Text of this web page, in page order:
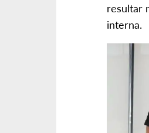
resultar
interna.